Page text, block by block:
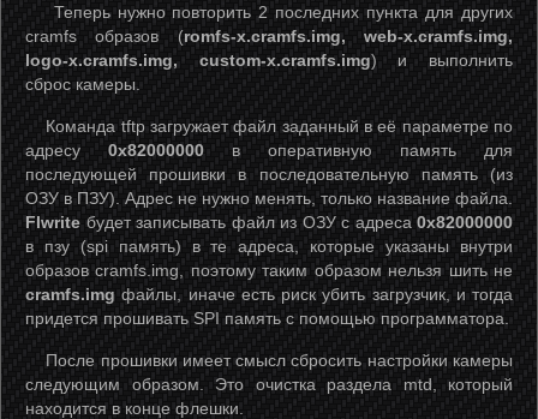
Теперь нужно повторить 2 последних пункта для других
cramfs образов (romfs-x.cramfs.img, web-x.cramfs.img,
logo-x.cramfs.img, custom-x.cramfs.img) и выполнить
сброс камеры.
Команда tftp загружает файл заданный в её параметре по
адресу 0x82000000 в оперативную память для
последующей прошивки в последовательную память (из
ОЗУ в ПЗУ). Адрес не нужно менять, только название файла.
Flwrite будет записывать файл из ОЗУ с адреса 0x82000000
в пзу (spi память) в те адреса, которые указаны внутри
образов cramfs.img, поэтому таким образом нельзя шить не
cramfs.img файлы, иначе есть риск убить загрузчик, и тогда
придется прошивать SPI память с помощью программатора.
После прошивки имеет смысл сбросить настройки камеры
следующим образом. Это очистка раздела mtd, который
находится в конце флешки.